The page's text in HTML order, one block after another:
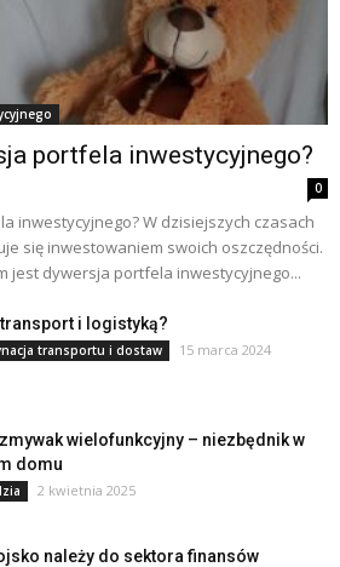
portfela inwestycyjnego?
0
inwestycyjnego? W dzisiejszych czasach
się inwestowaniem swoich oszczędności.
jest dywersja portfela inwestycyjnego...
i logistyką?
transportu i dostaw 15 marca 2024
wielofunkcyjny – niezbędnik w
domu
2 kwietnia 2025
należy do sektora finansów